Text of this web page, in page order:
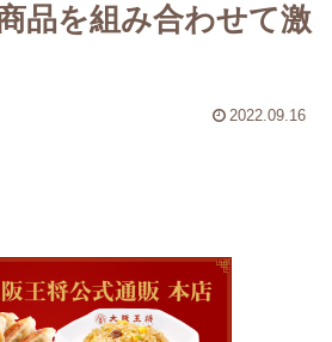
品を組み合わせて激
2022.09.16